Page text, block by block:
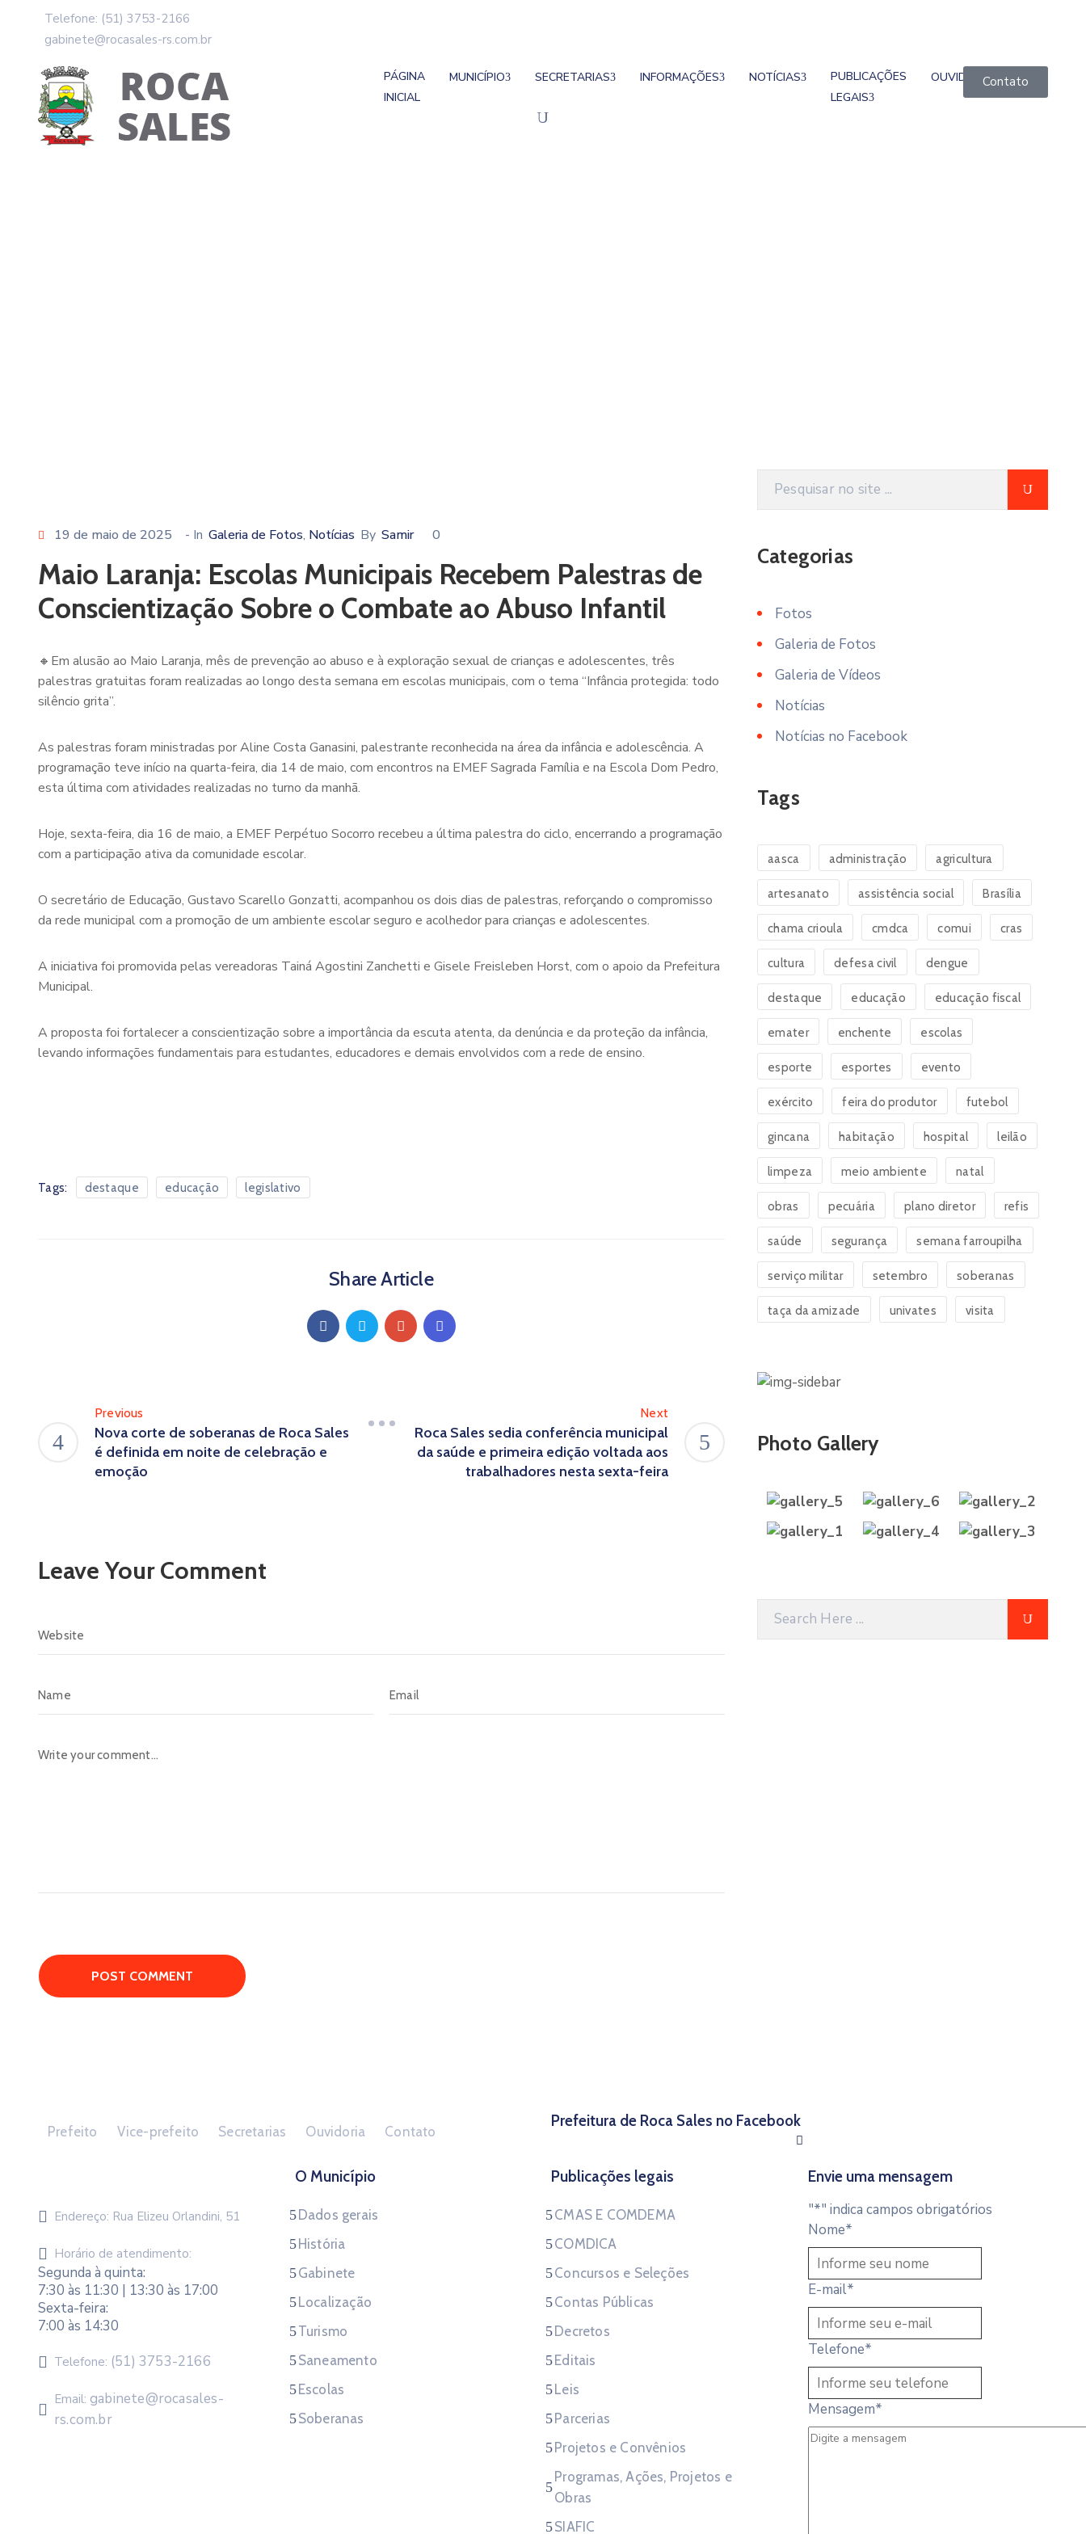
Telefone: (51) 3753-2166
gabinete@rocasales-rs.com.br
PÁGINA
INICIAL
MUNICÍPIO SECRETARIAS INFORMAÇÕES NOTÍCIAS
PUBLICAÇÕES
LEGAIS
OUVIDORIAContato
19 de maio de 2025 - In Galeria de Fotos‚ Notícias By Samir 0
Maio Laranja: Escolas Municipais Recebem Palestras de
Conscientização Sobre o Combate ao Abuso Infantil
🔸Em alusão ao Maio Laranja, mês de prevenção ao abuso e à exploração sexual de crianças e adolescentes, três
palestras gratuitas foram realizadas ao longo desta semana em escolas municipais, com o tema “Infância protegida: todo
silêncio grita”.
As palestras foram ministradas por Aline Costa Ganasini, palestrante reconhecida na área da infância e adolescência. A
programação teve início na quarta-feira, dia 14 de maio, com encontros na EMEF Sagrada Família e na Escola Dom Pedro,
esta última com atividades realizadas no turno da manhã.
Hoje, sexta-feira, dia 16 de maio, a EMEF Perpétuo Socorro recebeu a última palestra do ciclo, encerrando a programação
com a participação ativa da comunidade escolar.
O secretário de Educação, Gustavo Scarello Gonzatti, acompanhou os dois dias de palestras, reforçando o compromisso
da rede municipal com a promoção de um ambiente escolar seguro e acolhedor para crianças e adolescentes.
A iniciativa foi promovida pelas vereadoras Tainá Agostini Zanchetti e Gisele Freisleben Horst, com o apoio da Prefeitura
Municipal.
A proposta foi fortalecer a conscientização sobre a importância da escuta atenta, da denúncia e da proteção da infância,
levando informações fundamentais para estudantes, educadores e demais envolvidos com a rede de ensino.
Tags: destaque educação legislativo
Share Article
Previous
Nova corte de soberanas de Roca Sales
é definida em noite de celebração e
emoção
Next
Roca Sales sedia conferência municipal
da saúde e primeira edição voltada aos
trabalhadores nesta sexta-feira
Leave Your Comment
Categorias
Fotos
Galeria de Fotos
Galeria de Vídeos
Notícias
Notícias no Facebook
Tags
aasca administração agricultura
artesanato assistência social Brasília
chama crioula cmdca comui cras
cultura defesa civil dengue
destaque educação educação fiscal
emater enchente escolas
esporte esportes evento
exército feira do produtor futebol
gincana habitação hospital leilão
limpeza meio ambiente natal
obras pecuária plano diretor refis
saúde segurança semana farroupilha
serviço militar setembro soberanas
taça da amizade univates visita
Photo Gallery
Prefeito Vice-prefeito Secretarias Ouvidoria Contato
Prefeitura de Roca Sales no Facebook
Endereço: Rua Elizeu Orlandini, 51
Horário de atendimento:
Segunda à quinta:
7:30 às 11:30 | 13:30 às 17:00
Sexta-feira:
7:00 às 14:30
Telefone: (51) 3753-2166
Email: gabinete@rocasales-
rs.com.br
O Município
Dados gerais
História
Gabinete
Localização
Turismo
Saneamento
Escolas
Soberanas
Publicações legais
CMAS E COMDEMA
COMDICA
Concursos e Seleções
Contas Públicas
Decretos
Editais
Leis
Parcerias
Projetos e Convênios
Programas, Ações, Projetos e
Obras
SIAFIC
Envie uma mensagem
"*" indica campos obrigatórios
Nome*
E-mail*
Telefone*
Mensagem*